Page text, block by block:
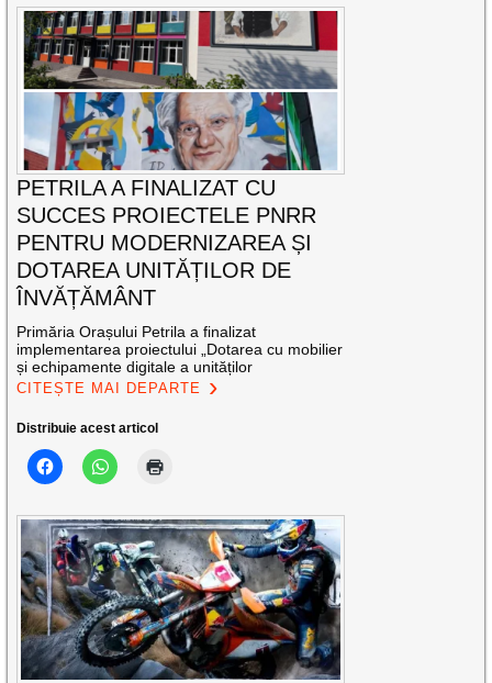
PETRILA A FINALIZAT CU
SUCCES PROIECTELE PNRR
PENTRU MODERNIZAREA ȘI
DOTAREA UNITĂȚILOR DE
ÎNVĂȚĂMÂNT
Primăria Orașului Petrila a finalizat
implementarea proiectului „Dotarea cu mobilier
și echipamente digitale a unităților
CITEȘTE MAI DEPARTE
Distribuie acest articol